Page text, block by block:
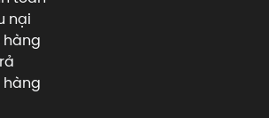
nại
hàng
hàng